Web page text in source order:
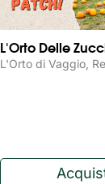
L'Orto Delle
L'Orto di Vaggio,